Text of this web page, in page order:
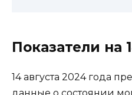
Показатели на
14 августа 2024 года
данные о состоянии